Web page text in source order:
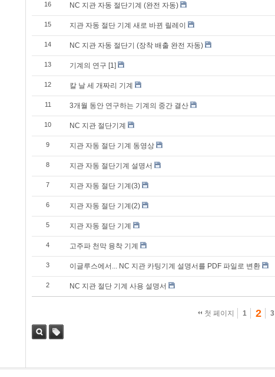
16 NC 지관 자동 절단기계 (완전 자동)
15 지관 자동 절단 기계 새로 바뀐 릴레이
14 NC 지관 자동 절단기 (장착 배출 완전 자동)
13 기계의 연구 [1]
12 칼 날 세 개짜리 기계
11 3개월 동안 연구하는 기계의 중간 결산
10 NC 지관 절단기계
9 지관 자동 절단 기계 동영상
8 지관 자동 절단기계 설명서
7 지관 자동 절단 기계(3)
6 지관 자동 절단 기계(2)
5 지관 자동 절단 기계
4 고주파 천막 융착 기계
3 이글루스에서... NC 지관 카팅기계 설명서를 PDF 파일로 변환
2 NC 지관 절단 기계 사용 설명서
첫 페이지 1 2 3